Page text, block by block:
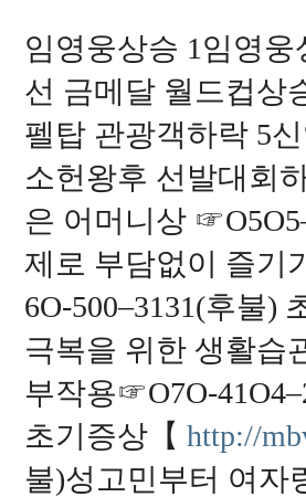
임영웅상승 1임영
선 금메달 월드컵상
펠탑 관광객하락 5
소헌왕후 선발대회
은 어머니상
제로 부담없이 즐기
6O-500–3131(후불)
극복을 위한 생활습
부작용☞O7O-
초기증상【 http://
불)성고민부터 여자